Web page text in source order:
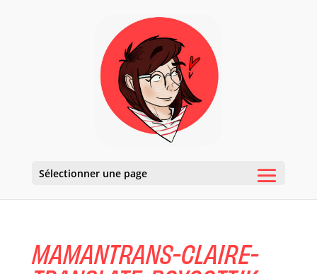
Sélectionner une page
MAMANTRANS-CLAIRE-